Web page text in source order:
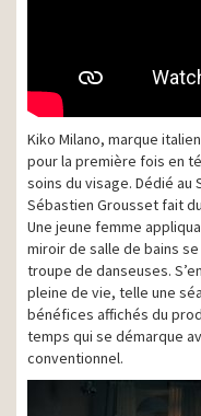
Kiko Milano, marque
pour la première fois en
soins du visage. Dédié au
Sébastien Grousset fait
Une jeune femme
miroir de salle de bains
troupe de danseuses.
pleine de vie, telle une
bénéfices affichés du
temps qui se démarque
conventionnel.